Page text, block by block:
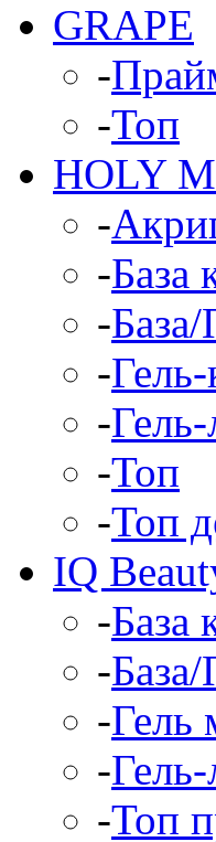
GRAPE
-
-Топ
HOLY
-
-База
-
-Гель-
-Гель-
-Топ
-Топ
IQ
-База
-
-Гель
-Гель-
-Топ